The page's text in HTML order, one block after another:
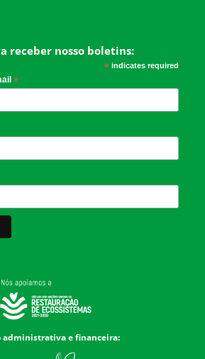
receber nosso boletins:
*indicates required
*
administrativa e financeira: